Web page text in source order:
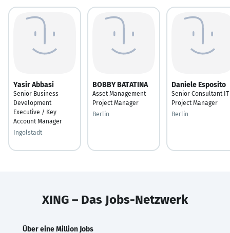
Yasir Abbasi
Senior Business
Development
Executive / Key
Account Manager
Ingolstadt
BOBBY BATATINA
Asset Management
Project Manager
Berlin
Daniele Esposito
Senior Consultant IT
Project Manager
Berlin
XING – Das Jobs-Netzwerk
Über eine Million Jobs